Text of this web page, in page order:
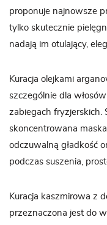
proponuje najnowsze
tylko skutecznie
nadają im otulający,
Kuracja olejkami
szczególnie dla
zabiegach fryzjerskich.
skoncentrowana
odczuwalną gładkość
podczas suszenia,
Kuracja kaszmirowa z
przeznaczona jest do